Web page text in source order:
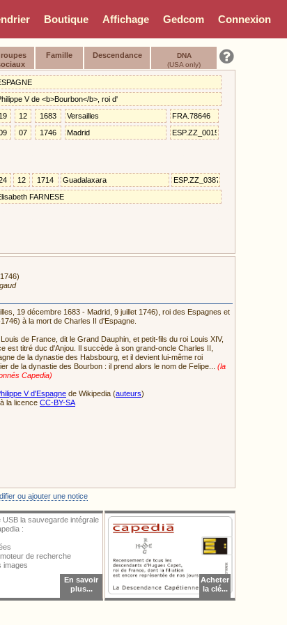
Connexion
Gedcom
Affichage
Boutique
la sauvegarde intégrale
:
de recherche
images
En savoir
plus...
Acheter
la clé...
Famille Descendance
DNA
(USA only)
19 décembre 1683 - Madrid, 9 juillet 1746), roi des Espagnes et
à la mort de Charles II d'Espagne.
de France, dit le Grand Dauphin, et petit-fils du roi Louis XIV,
est titré duc d'Anjou. Il succède à son grand-oncle Charles II,
de la dynastie des Habsbourg, et il devient lui-même roi
de la dynastie des Bourbon : il prend alors le nom de Felipe... (la
Capedia)
V d'Espagne de Wikipedia (auteurs)
la licence CC-BY-SA
ou ajouter une notice